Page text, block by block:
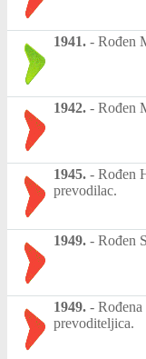
1941. - Rođen
1942. - Rođen
1945. - Rođen
prevodilac.
1949. - Rođen
1949. -
prevoditeljica.